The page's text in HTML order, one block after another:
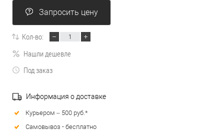
Запросить цену
Кол-во:
Нашли дешевле
Под заказ
Информация о доставке
Курьером – 500 руб.*
Самовывоз - бесплатно